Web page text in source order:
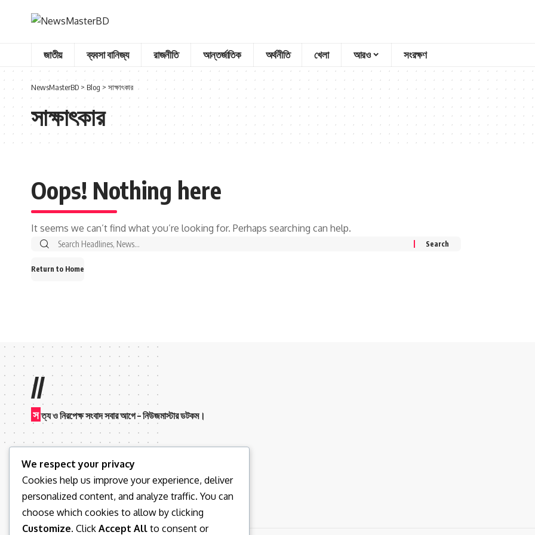
জাতীয় ব্যবসা বানিজ্য রাজনীতি আন্তর্জাতিক অর্থনীতি খেলা আরও সংরক্ষণ
NewsMasterBD >Blog > সাক্ষাৎকার
সাক্ষাৎকার
Oops! Nothing here
It seems we can’t find what you’re looking for. Perhaps searching can help.
Return to Home
//
স ত্য ও নিরপেক্ষ সংবাদ সবার আগে – নিউজমাস্টার ডটকম।
We respect your privacy
Cookies help us improve your experience, deliver
personalized content, and analyze traffic. You can
choose which cookies to allow by clicking
Customize. Click Accept All to consent or